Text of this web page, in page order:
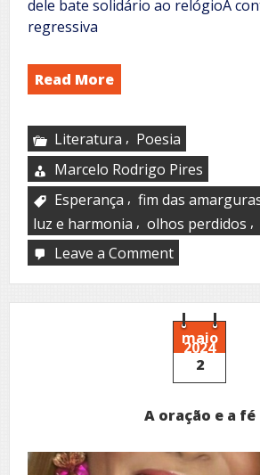
dele bate solidário ao relógioA
regressiva
Read More
Literatura , Poesia
Marcelo Rodrigo Pires
Esperança , fim das
luz e harmonia , olhos perdidos ,
Leave a Commenton
2025,
com
brilho
carinho
maio
2024
2
A oração e a fé